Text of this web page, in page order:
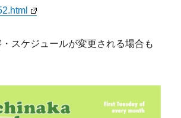
スケジュールが変更される場合も